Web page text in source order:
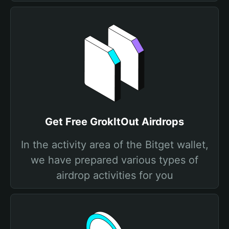
Get Free GrokItOut Airdrops
In the activity area of the Bitget wallet,
we have prepared various types of
airdrop activities for you